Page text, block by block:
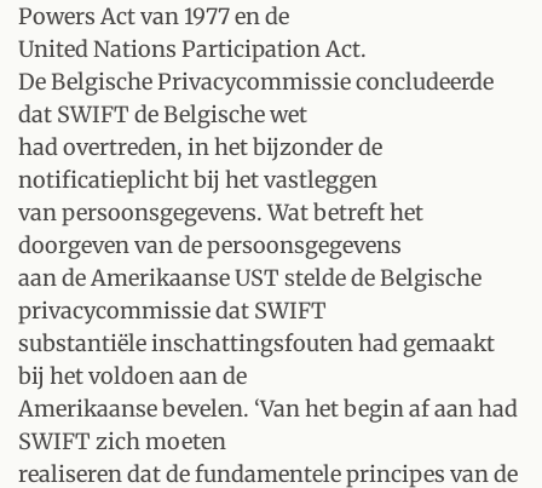
Powers Act van 1977 en de
United Nations Participation Act.
De Belgische Privacycommissie concludeerde
dat SWIFT de Belgische wet
had overtreden, in het bijzonder de
notificatieplicht bij het vastleggen
van persoonsgegevens. Wat betreft het
doorgeven van de persoonsgegevens
aan de Amerikaanse UST stelde de Belgische
privacycommissie dat SWIFT
substantiële inschattingsfouten had gemaakt
bij het voldoen aan de
Amerikaanse bevelen. ‘Van het begin af aan had
SWIFT zich moeten
realiseren dat de fundamentele principes van de